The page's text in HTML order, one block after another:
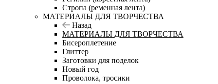
Стропа (ременная лента)
МАТЕРИАЛЫ ДЛЯ ТВОРЧЕСТВА
Назад
МАТЕРИАЛЫ ДЛЯ ТВОРЧЕСТВА
Бисероплетение
Глиттер
Заготовки для поделок
Новый год
Проволока, тросики